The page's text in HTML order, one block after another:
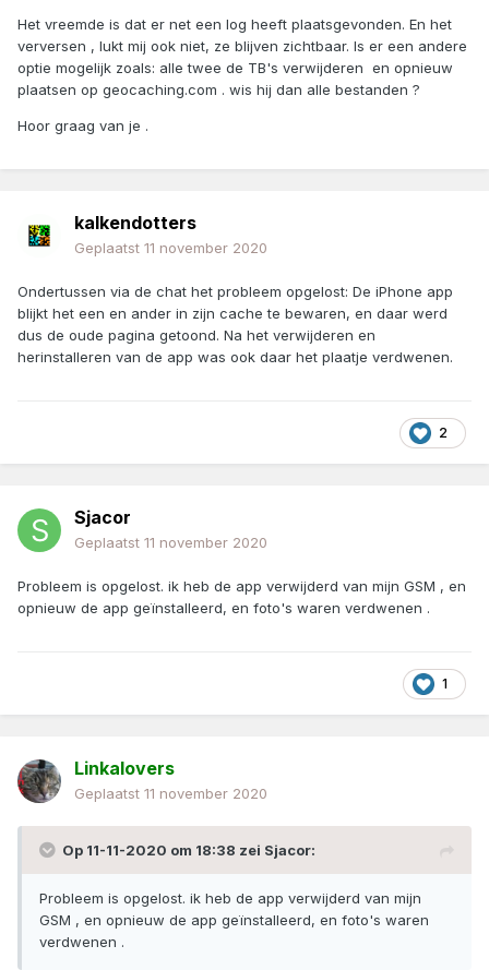
Het vreemde is dat er net een log heeft plaatsgevonden. En het
verversen , lukt mij ook niet, ze blijven zichtbaar. Is er een andere
optie mogelijk zoals: alle twee de TB's verwijderen en opnieuw
plaatsen op geocaching.com . wis hij dan alle bestanden ?
Hoor graag van je .
kalkendotters
Geplaatst 11 november 2020
Ondertussen via de chat het probleem opgelost: De iPhone app
blijkt het een en ander in zijn cache te bewaren, en daar werd
dus de oude pagina getoond. Na het verwijderen en
herinstalleren van de app was ook daar het plaatje verdwenen.
2
Sjacor
Geplaatst 11 november 2020
Probleem is opgelost. ik heb de app verwijderd van mijn GSM , en
opnieuw de app geïnstalleerd, en foto's waren verdwenen .
1
Linkalovers
Geplaatst 11 november 2020
Op 11-11-2020 om 18:38 zei Sjacor:
Probleem is opgelost. ik heb de app verwijderd van mijn
GSM , en opnieuw de app geïnstalleerd, en foto's waren
verdwenen .